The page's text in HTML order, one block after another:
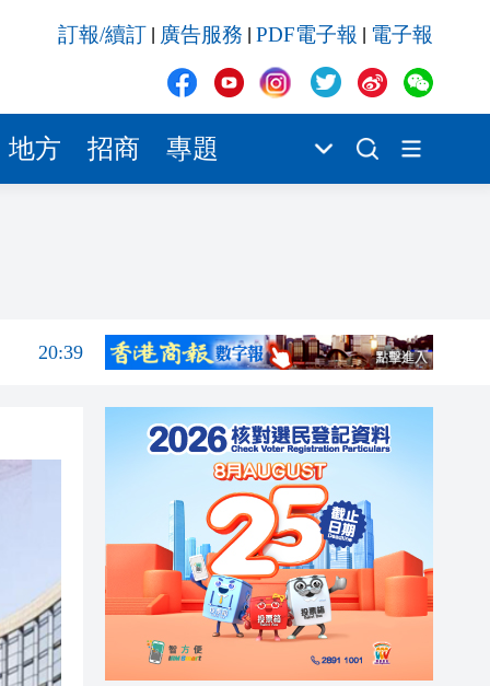
訂報/續訂 廣告服務 PDF電子報 電子報
地方 招商 專題
21:08
20:55
20:39